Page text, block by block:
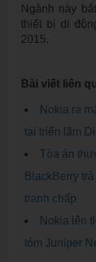
Ngành này
thiết bị di
2015.
Bài viết liên
Nokia ra
tại triển lãm
Tòa án
BlackBerry
tranh chấp
Nokia lên
tóm Juniper